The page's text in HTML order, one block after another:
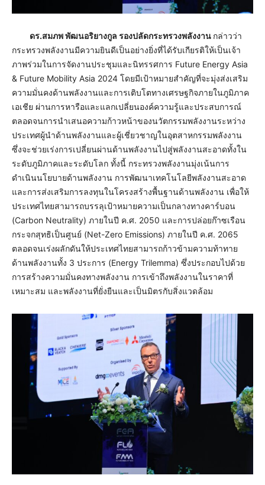
ดร.สมภพ พัฒนอริยางกูล รองปลัดกระทรวงพลังงาน กล่าวว่า
กระทรวงพลังงานมีความยินดีเป็นอย่างยิ่งที่ได้รับเกียรติให้เป็นเจ้า
ภาพร่วมในการจัดงานประชุมและนิทรรศการ Future Energy Asia
& Future Mobility Asia 2024 โดยมีเป้าหมายสำคัญที่จะมุ่งส่งเสริม
ความมั่นคงด้านพลังงานและการเติบโตทางเศรษฐกิจภายในภูมิภาค
เอเชีย ผ่านการหารือและแลกเปลี่ยนองค์ความรู้และประสบการณ์
ตลอดจนการนำเสนอความก้าวหน้าของนวัตกรรมพลังงานระหว่าง
ประเทศผู้นำด้านพลังงานและผู้เชี่ยวชาญในอุตสาหกรรมพลังงาน
ซึ่งจะช่วยเร่งการเปลี่ยนผ่านด้านพลังงานไปสู่พลังงานสะอาดทั้งใน
ระดับภูมิภาคและระดับโลก ทั้งนี้ กระทรวงพลังงานมุ่งเน้นการ
ดำเนินนโยบายด้านพลังงาน การพัฒนาเทคโนโลยีพลังงานสะอาด
และการส่งเสริมการลงทุนในโครงสร้างพื้นฐานด้านพลังงาน เพื่อให้
ประเทศไทยสามารถบรรลุเป้าหมายความเป็นกลางทางคาร์บอน
(Carbon Neutrality) ภายในปี ค.ศ. 2050 และการปล่อยก๊าซเรือน
กระจกสุทธิเป็นศูนย์ (Net-Zero Emissions) ภายในปี ค.ศ. 2065
ตลอดจนเร่งผลักดันให้ประเทศไทยสามารถก้าวข้ามความท้าทาย
ด้านพลังงานทั้ง 3 ประการ (Energy Trilemma) ซึ่งประกอบไปด้วย
การสร้างความมั่นคงทางพลังงาน การเข้าถึงพลังงานในราคาที่
เหมาะสม และพลังงานที่ยั่งยืนและเป็นมิตรกับสิ่งแวดล้อม